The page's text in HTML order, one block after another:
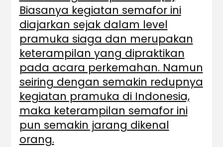
Biasanya kegiatan semafor ini
diajarkan sejak dalam level
pramuka siaga dan merupakan
keterampilan yang dipraktikan
pada acara perkemahan. Namun
seiring dengan semakin redupnya
kegiatan pramuka di Indonesia,
maka keterampilan semafor ini
pun semakin jarang dikenal
orang.